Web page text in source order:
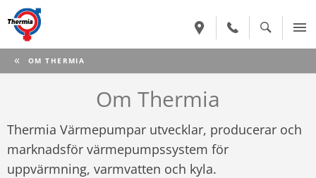
CURRENT:
OM THERMIA
Om Thermia
Thermia Värmepumpar utvecklar, producerar och
marknadsför värmepumpssystem för
uppvärmning, varmvatten och kyla.